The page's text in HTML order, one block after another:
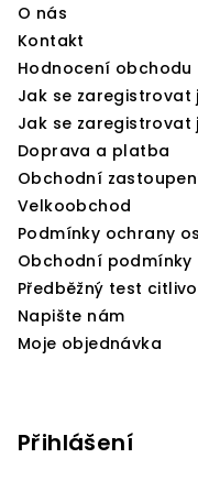
O nás
Kontakt
Hodnocení obchodu
Jak se zaregistrovat
Jak se zaregistrovat
Doprava a platba
Obchodní
Velkoobchod
Podmínky ochrany
Obchodní podmínky
Předběžný test
Napište nám
Moje objednávka
Přihlášení